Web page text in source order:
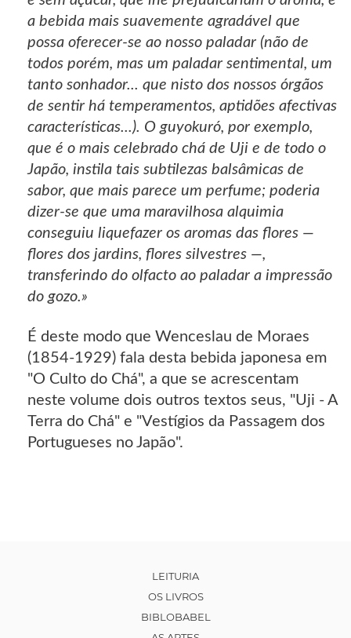
a bebida mais suavemente agradável que
possa oferecer-se ao nosso paladar (não de
todos porém, mas um paladar sentimental, um
tanto sonhador... que nisto dos nossos órgãos
de sentir há temperamentos, aptidões afectivas
características...). O guyokuró, por exemplo,
que é o mais celebrado chá de Uji e de todo o
Japão, instila tais subtilezas balsâmicas de
sabor, que mais parece um perfume; poderia
dizer-se que uma maravilhosa alquimia
conseguiu liquefazer os aromas das flores —
flores dos jardins, flores silvestres —,
transferindo do olfacto ao paladar a impressão
do gozo.»
É deste modo que Wenceslau de Moraes
(1854-1929) fala desta bebida japonesa em
"O Culto do Chá", a que se acrescentam
neste volume dois outros textos seus, "Uji - A
Terra do Chá" e "Vestígios da Passagem dos
Portugueses no Japão".
LEITURIA
OS LIVROS
BIBLOBABEL